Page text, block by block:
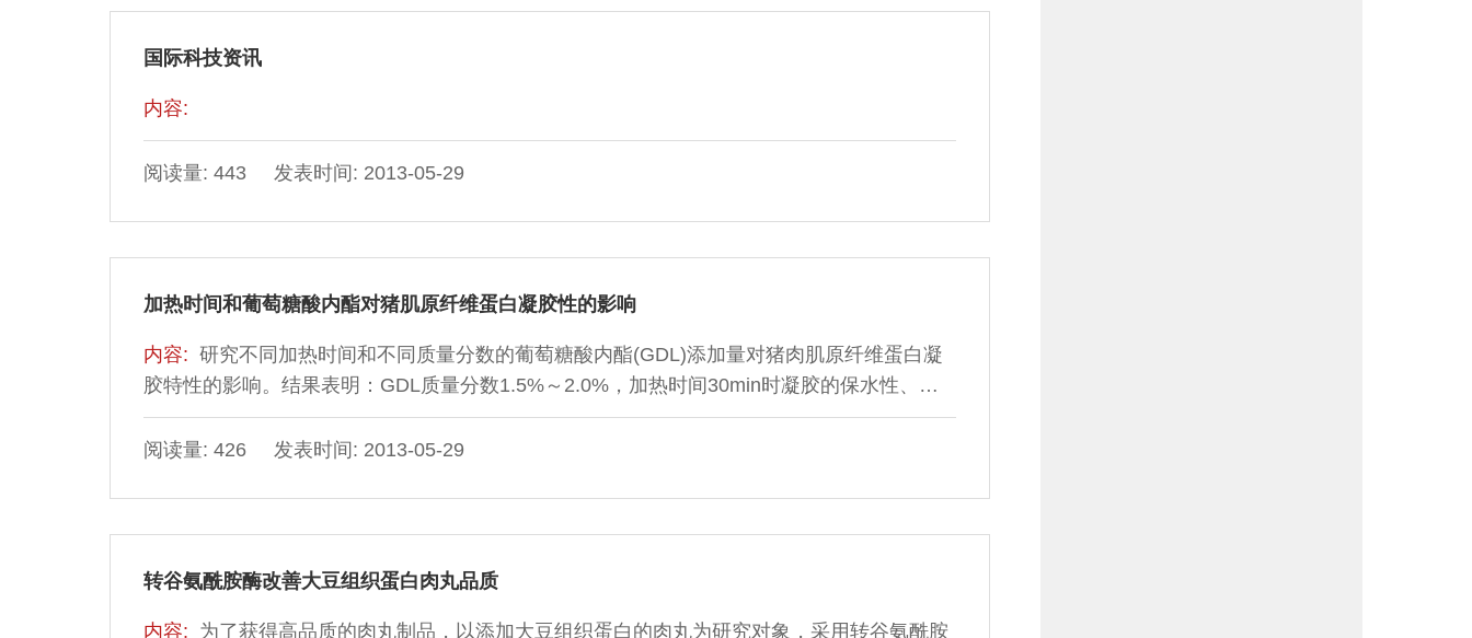
国际科技资讯
内容:
阅读量: 443 发表时间: 2013-05-29
加热时间和葡萄糖酸内酯对猪肌原纤维蛋白凝胶性的影响
内容: 研究不同加热时间和不同质量分数的葡萄糖酸内酯(GDL)添加量对猪肉肌原纤维蛋白凝
胶特性的影响。结果表明：GDL质量分数1.5%～2.0%，加热时间30min时凝胶的保水性、硬
度、黏聚性和回弹性最好(P＜0.05)；同时，加热30min后凝胶的白度值降到了最低值；加热时
间对凝胶弹性的影响不显著(P＞0.05)，但随着GDL质量分数的增加，凝胶弹性逐渐增加，当
阅读量: 426 发表时间: 2013-05-29
转谷氨酰胺酶改善大豆组织蛋白肉丸品质
内容: 为了获得高品质的肉丸制品，以添加大豆组织蛋白的肉丸为研究对象，采用转谷氨酰胺